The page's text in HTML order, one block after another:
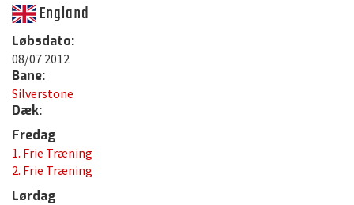
England
Løbsdato:
08/07 2012
Bane:
Silverstone
Dæk:
Fredag
1. Frie Træning
2. Frie Træning
Lørdag